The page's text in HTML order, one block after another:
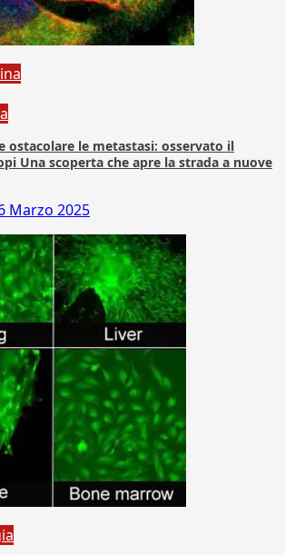
ostacolare le metastasi: osservato il
Una scoperta che apre la strada a nuove
Marzo 2025